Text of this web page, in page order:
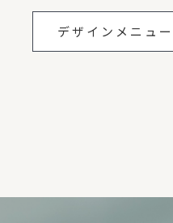
デザインメニュ